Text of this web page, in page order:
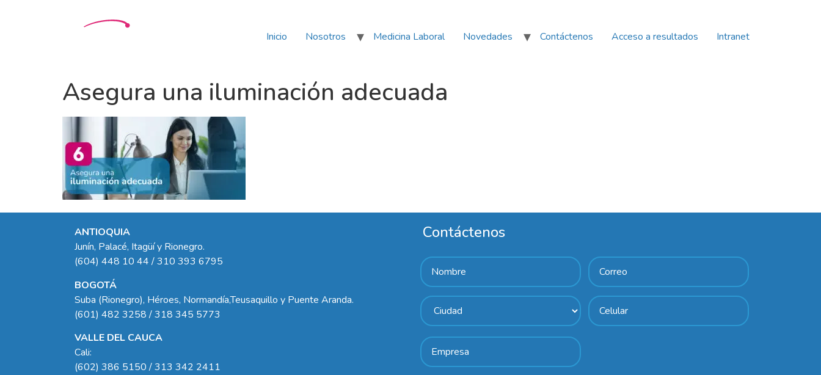
Inicio Nosotros Medicina Laboral Novedades Contáctenos Acceso a resultados Intranet
Asegura una iluminación adecuada
ANTIOQUIA
Junín, Palacé, Itagüí y Rionegro.
(604) 448 10 44 / 310 393 6795
BOGOTÁ
Suba (Rionegro), Héroes, Normandía,Teusaquillo y Puente Aranda.
(601) 482 3258 / 318 345 5773
VALLE DEL CAUCA
Cali:
(602) 386 5150 / 313 342 2411
Contáctenos